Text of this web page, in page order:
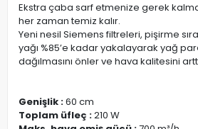
Ekstra çaba sarf etmenize gerek
her zaman temiz kalır.
Yeni nesil Siemens filtreleri, pişirme
yağı %85’e kadar yakalayarak yağ
dağılmasını önler ve hava kalitesini
Genişlik :60 cm
Toplam üfleç :210 W